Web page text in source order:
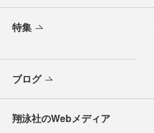
特集
ブログ
翔泳社のWebメディア